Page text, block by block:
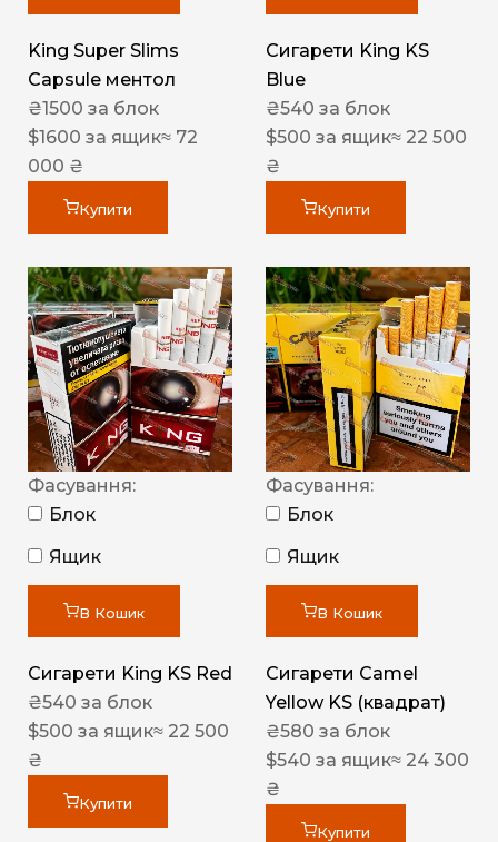
King Super Slims
Capsule ментол
₴1500 за блок
$1600 за ящик≈ 72
000 ₴
Купити
Сигарети King KS
Blue
₴540 за блок
$500 за ящик≈ 22 500
₴
Купити
Фасування:
Блок
Ящик
В Кошик
Сигарети King KS Red
₴540 за блок
$500 за ящик≈ 22 500
₴
Купити
Фасування:
Блок
Ящик
В Кошик
Сигарети Camel
Yellow KS (квадрат)
₴580 за блок
$540 за ящик≈ 24 300
₴
Купити